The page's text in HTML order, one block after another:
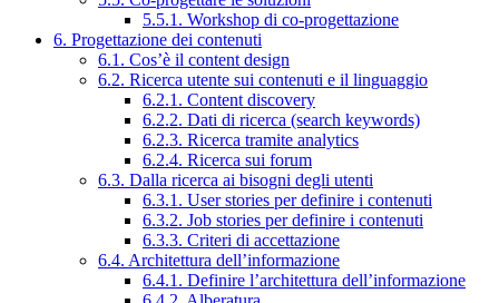
5.5.1. Workshop di co-progettazione
6. Progettazione dei contenuti
6.1. Cos’è il content design
6.2. Ricerca utente sui contenuti e il linguaggio
6.2.1. Content discovery
6.2.2. Dati di ricerca (search keywords)
6.2.3. Ricerca tramite analytics
6.2.4. Ricerca sui forum
6.3. Dalla ricerca ai bisogni degli utenti
6.3.1. User stories per definire i contenuti
6.3.2. Job stories per definire i contenuti
6.3.3. Criteri di accettazione
6.4. Architettura dell’informazione
6.4.1. Definire l’architettura dell’informazione